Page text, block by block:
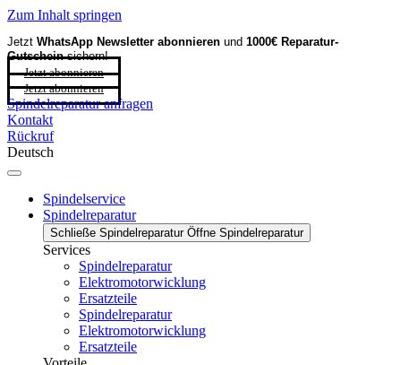
Zum Inhalt springen
Jetzt WhatsApp Newsletter abonnieren und 1000€ Reparatur-
Gutscheinsichern!
Jetzt abonnieren
Jetzt abonnieren
Spindelreparatur anfragen
Kontakt
Rückruf
Deutsch
Spindelservice
Spindelreparatur
Schließe Spindelreparatur Öffne Spindelreparatur
Services
Spindelreparatur
Elektromotorwicklung
Ersatzteile
Spindelreparatur
Elektromotorwicklung
Ersatzteile